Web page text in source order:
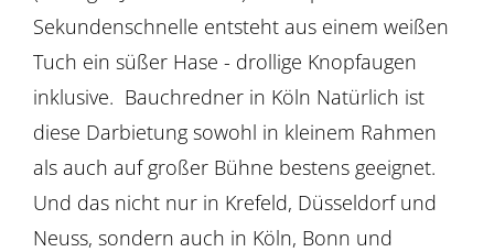
Sekundenschnelle entsteht aus einem weißen
Tuch ein süßer Hase - drollige Knopfaugen
inklusive. Bauchredner in Köln Natürlich ist
diese Darbietung sowohl in kleinem Rahmen
als auch auf großer Bühne bestens geeignet.
Und das nicht nur in Krefeld, Düsseldorf und
Neuss, sondern auch in Köln, Bonn und